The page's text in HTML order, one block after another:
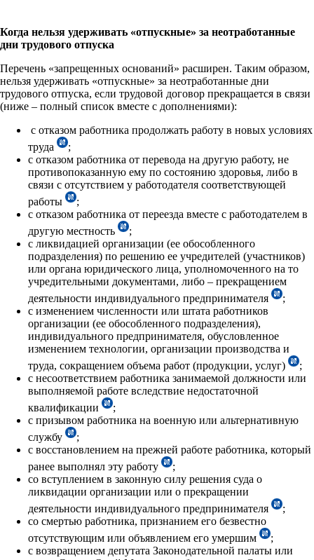
Когда нельзя удерживать «отпускные» за неотработанные
дни трудового отпуска
Перечень «запрещенных оснований» расширен. Таким образом,
нельзя удерживать «отпускные» за неотработанные дни
трудового отпуска, если трудовой договор прекращается в связи
(ниже – полный список вместе с дополнениями):
с отказом работника продолжать работу в новых условиях
труда
;
с отказом работника от перевода на другую работу, не
противопоказанную ему по состоянию здоровья, либо в
связи с отсутствием у работодателя соответствующей
работы
;
с отказом работника от переезда вместе с работодателем в
другую местность
;
с ликвидацией организации (ее обособленного
подразделения) по решению ее учредителей (участников)
или органа юридического лица, уполномоченного на то
учредительными документами, либо – прекращением
деятельности индивидуального предпринимателя
;
с изменением численности или штата работников
организации (ее обособленного подразделения),
индивидуального предпринимателя, обусловленное
изменением технологии, организации производства и
труда, сокращением объема работ (продукции, услуг)
;
с несоответствием работника занимаемой должности или
выполняемой работе вследствие недостаточной
квалификации
;
с призывом работника на военную или альтернативную
службу
;
с восстановлением на прежней работе работника, который
ранее выполнял эту работу
;
со вступлением в законную силу решения суда о
ликвидации организации или о прекращении
деятельности индивидуального предпринимателя
;
со смертью работника, признанием его безвестно
отсутствующим или объявлением его умершим
;
с возвращением депутата Законодательной палаты или